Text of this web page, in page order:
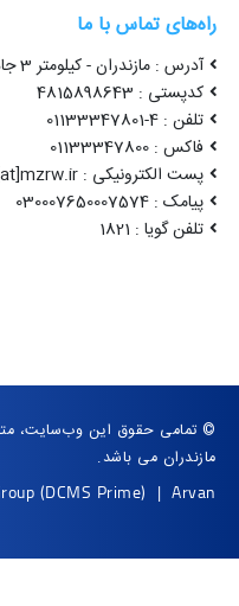
راه‌های تماس با ما
آدرس : مازندران - کیلومتر 3 جاده ساری قائمشهر
کدپستی : 4815898643
تلفن : 4-01133347801
فاکس : 01133347800
پست الکترونیکی : info[at]mzrw.ir
پیامک : 030007650007574
تلفن گویا : 1821
© تمامی حقوق این وب‌سایت،
مازندران می باشد.
(DCMS Prime) |Arvan